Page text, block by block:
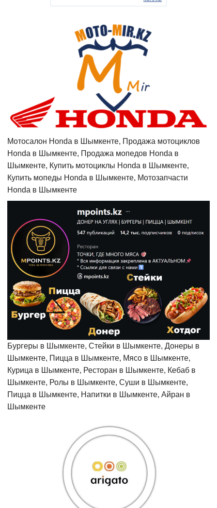
Мотосалон Honda в Шымкенте, Продажа мотоциклов
Honda в Шымкенте, Продажа мопедов Honda в
Шымкенте, Купить мотоциклы Honda в Шымкенте,
Купить мопеды Honda в Шымкенте, Мотозапчасти
Honda в Шымкенте
Бургеры в Шымкенте, Стейки в Шымкенте, Донеры в
Шымкенте, Пицца в Шымкенте, Мясо в Шымкенте,
Курица в Шымкенте, Ресторан в Шымкенте, Кебаб в
Шымкенте, Ролы в Шымкенте, Суши в Шымкенте,
Пицца в Шымкенте, Напитки в Шымкенте, Айран в
Шымкенте